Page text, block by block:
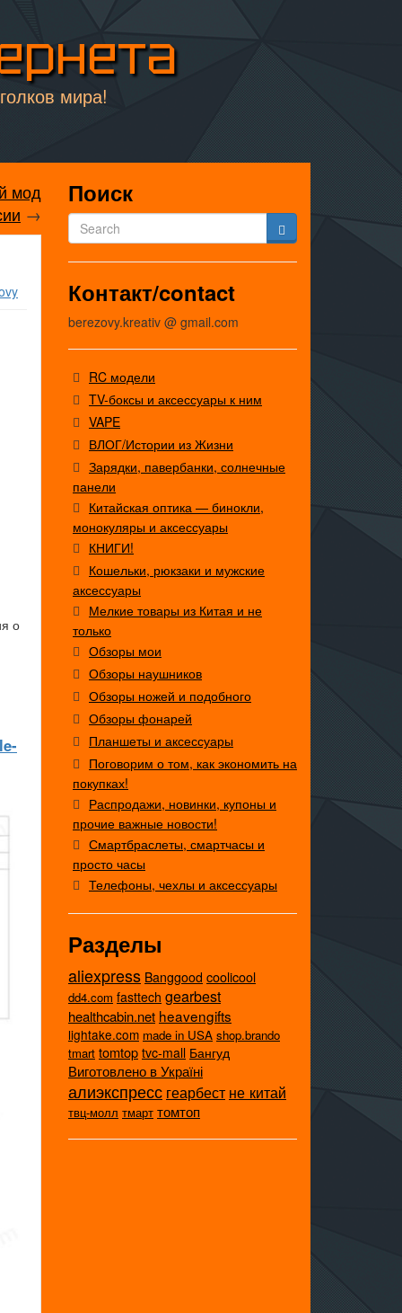
мира!
мод
→
о
Поиск
Контакт/contact
berezovy.kreativ @ gmail.com
RC модели
TV-боксы и аксессуары к ним
VAPE
ВЛОГ/Истории из Жизни
Зарядки, павербанки, солнечные
панели
Китайская оптика — бинокли,
монокуляры и аксессуары
КНИГИ!
Кошельки, рюкзаки и мужские
аксессуары
Мелкие товары из Китая и не
только
Обзоры мои
Обзоры наушников
Обзоры ножей и подобного
Обзоры фонарей
Планшеты и аксессуары
Поговорим о том, как экономить на
покупках!
Распродажи, новинки, купоны и
прочие важные новости!
Смартбраслеты, смартчасы и
просто часы
Телефоны, чехлы и аксессуары
Разделы
aliexpress Banggood coolicool
dd4.com fasttech gearbest
healthcabin.net heavengifts
lightake.com made in USA shop.brando
tmart tomtop tvc-mall Бангуд
Виготовлено в Україні
алиэкспресс геарбест не китай
твц-молл тмарт томтоп